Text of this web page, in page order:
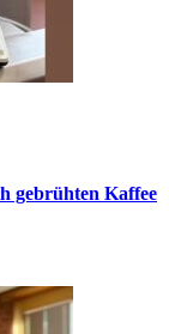
gebrühten Kaffee